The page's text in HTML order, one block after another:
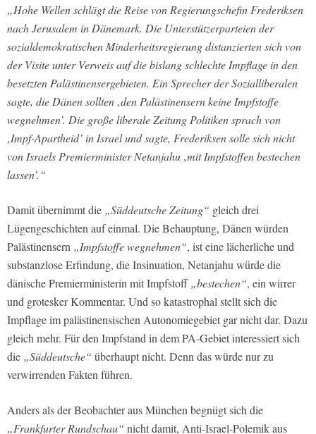
„Hohe Wellen schlägt die Reise von Regierungschefin Frederiksen
nach Jerusalem in Dänemark. Die Unterstützerparteien der
sozialdemokratischen Minderheitsregierung distanzierten sich von
der Visite unter Verweis auf die bislang schlechte Impflage in den
besetzten Palästinensergebieten. Ein Sprecher der Sozialliberalen
sagte, die Dänen sollten ‚den Palästinensern keine Impfstoffe
wegnehmen’. Die große liberale Zeitung Politiken sprach von
‚Impf-Apartheid’ in Israel und sagte, Frederiksen solle sich nicht
von Israels Premierminister Netanjahu ‚mit Impfstoffen bestechen
lassen’.“
Damit übernimmt die „Süddeutsche Zeitung“ gleich drei
Lügengeschichten auf einmal. Die Behauptung, Dänen würden
Palästinensern „Impfstoffe wegnehmen“, ist eine lächerliche und
substanzlose Erfindung, die Insinuation, Netanjahu würde die
dänische Premierministerin mit Impfstoff„bestechen“, ein wirrer
und grotesker Kommentar. Und so katastrophal stellt sich die
Impflage im palästinensischen Autonomiegebiet gar nicht dar. Dazu
gleich mehr. Für den Impfstand in dem PA-Gebiet interessiert sich
die „Süddeutsche“ überhaupt nicht. Denn das würde nur zu
verwirrenden Fakten führen.
Anders als der Beobachter aus München begnügt sich die
„Frankfurter Rundschau“ nicht damit, Anti-Israel-Polemik aus